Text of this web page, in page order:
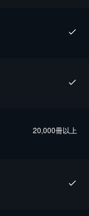
20,000冊以上